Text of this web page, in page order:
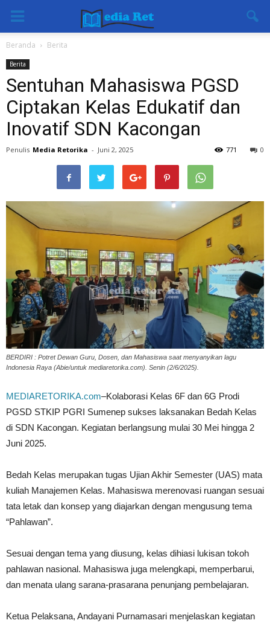
Beranda Berita
Berita
Sentuhan Mahasiswa PGSD
Ciptakan Kelas Edukatif dan
Inovatif SDN Kacongan
Penulis Media Retorika - Juni 2, 2025 0
771
BERDIRI : Potret Dewan Guru, Dosen, dan Mahasiswa saat menyanyikan lagu
Indonesia Raya (Abie/untuk mediaretorika.com). Senin (2/6/2025).
MEDIARETORIKA.com–Kolaborasi Kelas 6F dan 6G Prodi
PGSD STKIP PGRI Sumenep sukses laksanakan Bedah Kelas
di SDN Kacongan. Kegiatan berlangsung mulai 30 Mei hingga 2
Juni 2025.
Bedah Kelas merupakan tugas Ujian Akhir Semester (UAS) mata
kuliah Manajemen Kelas. Mahasiswa merenovasi ruangan sesuai
tata letak dan konsep yang diajarkan dengan mengusung tema
“Pahlawan”.
Sesuai dengan tema yang diusung, kelas dihiasi lukisan tokoh
pahlawan nasional. Mahasiswa juga melengkapi, memperbarui,
dan menata ulang sarana-prasarana penunjang pembelajaran.
Ketua Pelaksana, Andayani Purnamasari menjelaskan kegiatan